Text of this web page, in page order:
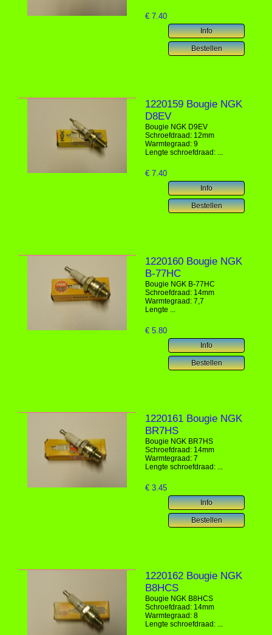
€ 7.40
1220159 Bougie NGK
D8EV
Bougie NGK D9EV
Schroefdraad: 12mm
Warmtegraad: 9
Lengte schroefdraad: ...
€ 7.40
1220160 Bougie NGK
B-77HC
Bougie NGK B-77HC
Schroefdraad: 14mm
Warmtegraad: 7,7
Lengte ...
€ 5.80
1220161 Bougie NGK
BR7HS
Bougie NGK BR7HS
Schroefdraad: 14mm
Warmtegraad: 7
Lengte schroefdraad: ...
€ 3.45
1220162 Bougie NGK
B8HCS
Bougie NGK B8HCS
Schroefdraad: 14mm
Warmtegraad: 8
Lengte schroefdraad: ...